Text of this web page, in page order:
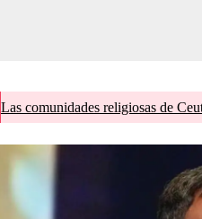
Las comunidades religiosas de